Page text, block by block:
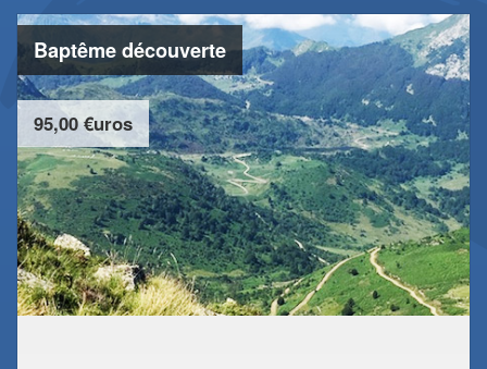
Baptême découverte
95,00 €uros